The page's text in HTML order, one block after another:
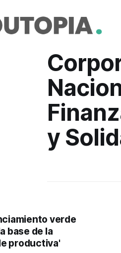
y
verde
base de la
productiva'